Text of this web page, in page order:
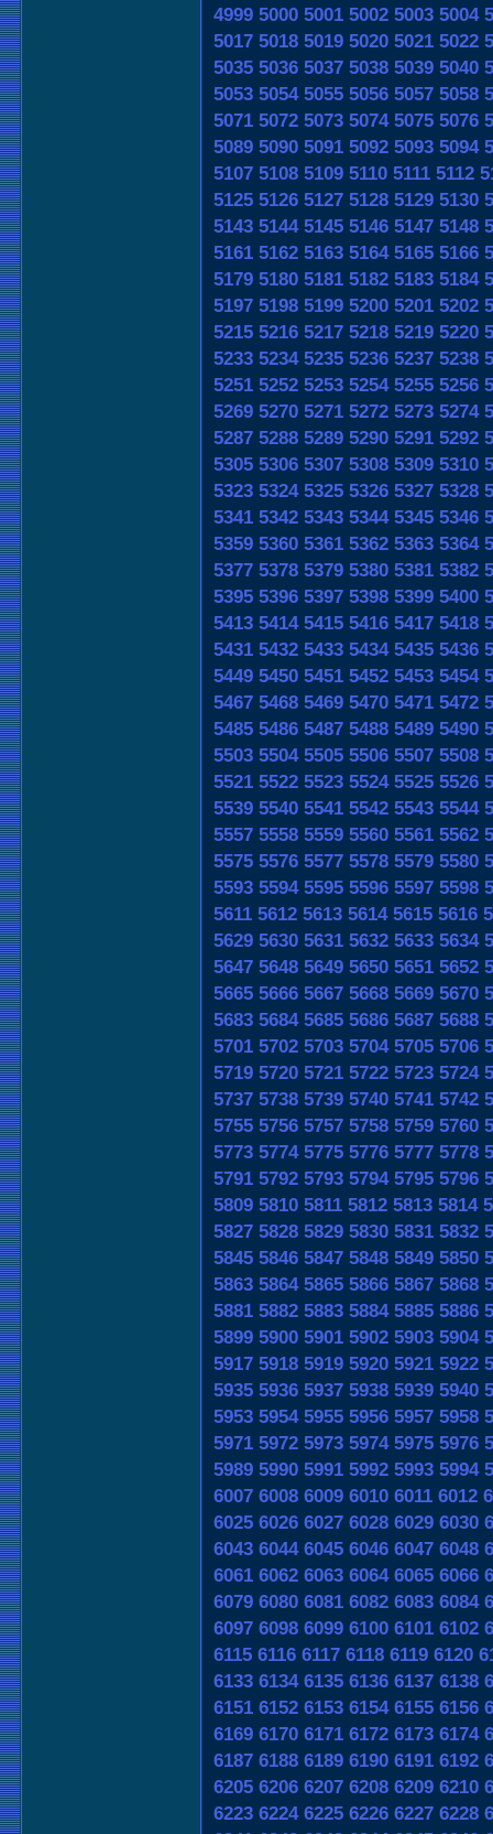
4999 5000 5001 5002 5003 5004
5017 5018 5019 5020 5021 5022
5035 5036 5037 5038 5039 5040
5053 5054 5055 5056 5057 5058
5071 5072 5073 5074 5075 5076
5089 5090 5091 5092 5093 5094
5107 5108 5109 5110 5111 5112
5125 5126 5127 5128 5129 5130
5143 5144 5145 5146 5147 5148
5161 5162 5163 5164 5165 5166
5179 5180 5181 5182 5183 5184
5197 5198 5199 5200 5201 5202
5215 5216 5217 5218 5219 5220
5233 5234 5235 5236 5237 5238
5251 5252 5253 5254 5255 5256
5269 5270 5271 5272 5273 5274
5287 5288 5289 5290 5291 5292
5305 5306 5307 5308 5309 5310
5323 5324 5325 5326 5327 5328
5341 5342 5343 5344 5345 5346
5359 5360 5361 5362 5363 5364
5377 5378 5379 5380 5381 5382
5395 5396 5397 5398 5399 5400
5413 5414 5415 5416 5417 5418
5431 5432 5433 5434 5435 5436
5449 5450 5451 5452 5453 5454
5467 5468 5469 5470 5471 5472
5485 5486 5487 5488 5489 5490
5503 5504 5505 5506 5507 5508
5521 5522 5523 5524 5525 5526
5539 5540 5541 5542 5543 5544
5557 5558 5559 5560 5561 5562
5575 5576 5577 5578 5579 5580
5593 5594 5595 5596 5597 5598
5611 5612 5613 5614 5615 5616
5629 5630 5631 5632 5633 5634
5647 5648 5649 5650 5651 5652
5665 5666 5667 5668 5669 5670
5683 5684 5685 5686 5687 5688
5701 5702 5703 5704 5705 5706
5719 5720 5721 5722 5723 5724
5737 5738 5739 5740 5741 5742
5755 5756 5757 5758 5759 5760
5773 5774 5775 5776 5777 5778
5791 5792 5793 5794 5795 5796
5809 5810 5811 5812 5813 5814
5827 5828 5829 5830 5831 5832
5845 5846 5847 5848 5849 5850
5863 5864 5865 5866 5867 5868
5881 5882 5883 5884 5885 5886
5899 5900 5901 5902 5903 5904
5917 5918 5919 5920 5921 5922
5935 5936 5937 5938 5939 5940
5953 5954 5955 5956 5957 5958
5971 5972 5973 5974 5975 5976
5989 5990 5991 5992 5993 5994
6007 6008 6009 6010 6011 6012
6025 6026 6027 6028 6029 6030
6043 6044 6045 6046 6047 6048
6061 6062 6063 6064 6065 6066
6079 6080 6081 6082 6083 6084
6097 6098 6099 6100 6101 6102
6115 6116 6117 6118 6119 6120
6133 6134 6135 6136 6137 6138
6151 6152 6153 6154 6155 6156
6169 6170 6171 6172 6173 6174
6187 6188 6189 6190 6191 6192
6205 6206 6207 6208 6209 6210
6223 6224 6225 6226 6227 6228